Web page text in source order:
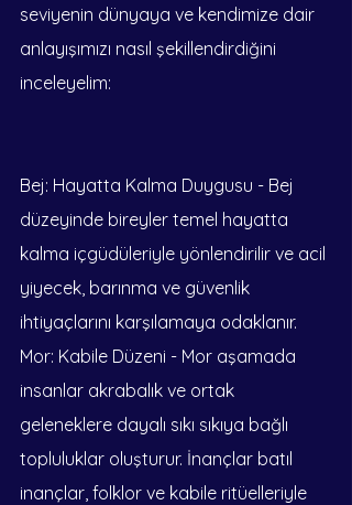
seviyenin dünyaya ve kendimize dair
anlayışımızı nasıl şekillendirdiğini
inceleyelim:
Bej: Hayatta Kalma Duygusu - Bej
düzeyinde bireyler temel hayatta
kalma içgüdüleriyle yönlendirilir ve acil
yiyecek, barınma ve güvenlik
ihtiyaçlarını karşılamaya odaklanır.
Mor: Kabile Düzeni - Mor aşamada
insanlar akrabalık ve ortak
geleneklere dayalı sıkı sıkıya bağlı
topluluklar oluşturur. İnançlar batıl
inançlar, folklor ve kabile ritüelleriyle